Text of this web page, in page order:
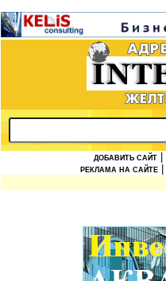
ДОБАВИТЬ САЙТ
РЕКЛАМА НА САЙТЕ